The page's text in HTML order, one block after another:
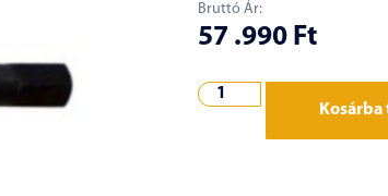
Bruttó Ár:
57 .990 Ft
Kosárba